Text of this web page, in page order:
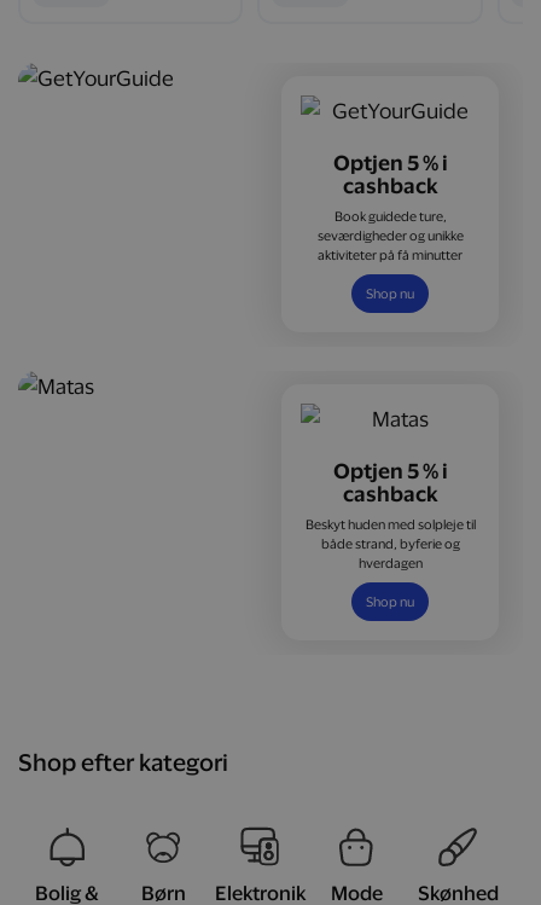
Optjen 5 % i
cashback
Book guidede ture,
seværdigheder og unikke
aktiviteter på få minutter
Shop nu
Optjen 5 % i
cashback
Beskyt huden med solpleje til
både strand, byferie og
hverdagen
Shop nu
Shop efter kategori
Bolig &
Børn Elektronik Mode
Skønhed